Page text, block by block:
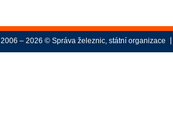
2006 – 2026 © Správa železnic, státní organizace